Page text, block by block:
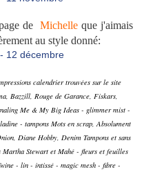
de Michelle que j'aimais
au style donné:
calendrier trouvées sur le site
Bazzill, Rouge de Garance, Fiskars,
Me & My Big Ideas - glimmer mist -
- tampons Mots en scrap, Absolument
Diane Hobby, Denim Tampons et sans
Stewart et Mahé - fleurs et feuilles
- lin - intissé - magic mesh - fibre -